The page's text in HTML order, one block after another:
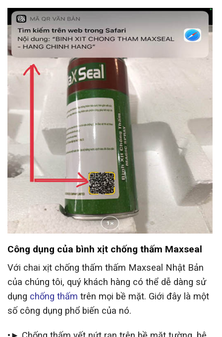
Công dụng của bình xịt chống thấm Maxseal
Với chai xịt chống thấm thấm Maxseal Nhật Bản
của chúng tôi, quý khách hàng có thể dễ dàng sử
dụng chống thấm trên mọi bề mặt. Giới đây là một
số công dụng phổ biến của nó.